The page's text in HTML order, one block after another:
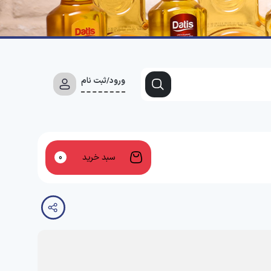
ورود/ثبت نام
سبد خرید 0